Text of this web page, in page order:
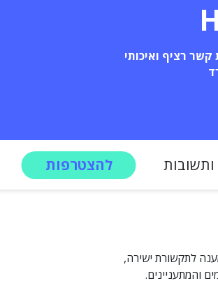
רציף ואיכותי
להצטרפות
לתקשורת ישירה,
והמתעניינים.